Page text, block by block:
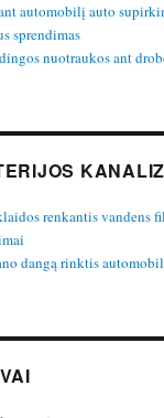
automobilį auto
sprendimas
nuotraukos ant
renkantis vandens
dangą rinktis